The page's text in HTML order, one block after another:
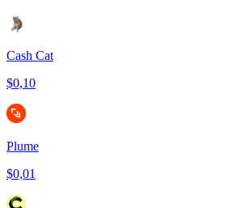
Cash Cat
$0,10
Plume
$0,01